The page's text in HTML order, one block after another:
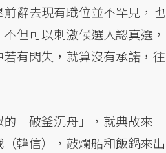
前辭去現有職位並不罕見，也
但可以刺激候選人認真選，
有閃失，就算沒有承諾，往
「破釜沉舟」，就典故來
韓信），敲爛船和飯鍋來出